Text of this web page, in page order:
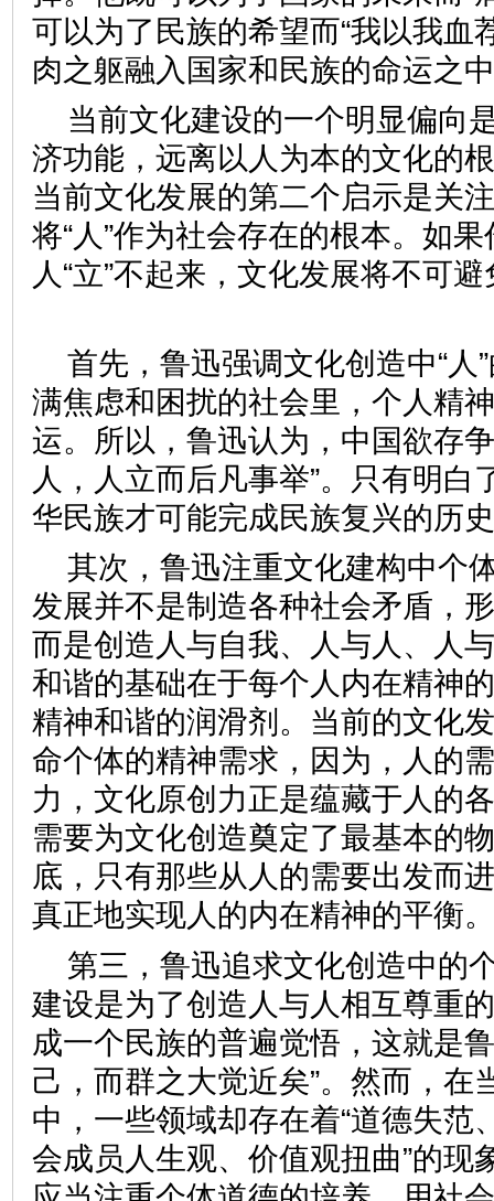
可以为了民族的希望而“我以我血
肉之躯融入国家和民族的命
当前文化建设的一个明显偏向
济功能，远离以人为本的文化的
当前文化发展的第二个启示是关
将“人”作为社会存在的根本。如
人“立”不起来，文化发展将不
首先，鲁迅强调文化创造中“人
满焦虑和困扰的社会里，个人精
运。所以，鲁迅认为，中国欲存
人，人立而后凡事举”。只有明白
华民族才可能完成民族复兴
其次，鲁迅注重文化建构中个
发展并不是制造各种社会矛盾，
而是创造人与自我、人与人、人
和谐的基础在于每个人内在精神
精神和谐的润滑剂。当前的文化
命个体的精神需求，因为，人的
力，文化原创力正是蕴藏于人的
需要为文化创造奠定了最基本的
底，只有那些从人的需要出发而
真正地实现人的内在精神的
第三，鲁迅追求文化创造中的
建设是为了创造人与人相互尊重
成一个民族的普遍觉悟，这就是
己，而群之大觉近矣”。然而，在
中，一些领域却存在着“道德失范
会成员人生观、价值观扭曲”的现